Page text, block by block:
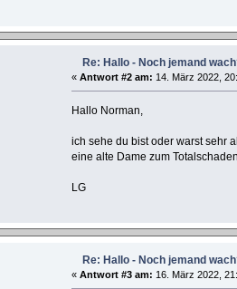
Re: Hallo - Noch jemand
« Antwort #2 am: 14. März 2022,
Hallo Norman,
ich sehe du bist oder warst sehr
eine alte Dame zum
LG
Re: Hallo - Noch jemand
« Antwort #3 am: 16. März 2022,